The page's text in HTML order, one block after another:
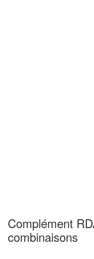
Complément
combinaisons